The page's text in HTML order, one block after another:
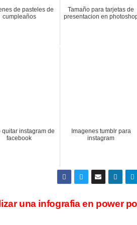
de pasteles de
cumpleaños
Tamaño para tarjetas de
presentacion en
quitar instagram de
facebook
Imagenes tumblr para
instagram
una infografia en power